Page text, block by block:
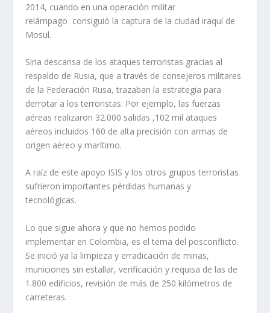
2014, cuando en una operación militar
relámpago consiguió la captura de la ciudad iraquí de
Mosul.
Siria descansa de los ataques terroristas gracias al
respaldo de Rusia, que a través de consejeros militares
de la Federación Rusa, trazaban la estrategia para
derrotar a los terroristas. Por ejemplo, las fuerzas
aéreas realizaron 32.000 salidas ,102 mil ataques
aéreos incluidos 160 de alta precisión con armas de
origen aéreo y marítimo.
A raíz de este apoyo ISIS y los otros grupos terroristas
sufrieron importantes pérdidas humanas y
tecnológicas.
Lo que sigue ahora y que no hemos podido
implementar en Colombia, es el tema del posconflicto.
Se inició ya la limpieza y erradicación de minas,
municiones sin estallar, verificación y requisa de las de
1.800 edificios, revisión de más de 250 kilómetros de
carreteras.